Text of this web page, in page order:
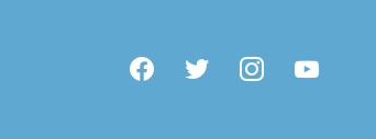
facebooktwitter instagramyoutube